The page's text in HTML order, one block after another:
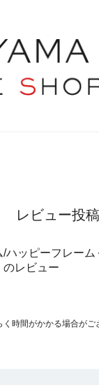
レビュー投稿
ハッピーフレー
のレビュー
時間がかかる場合がご